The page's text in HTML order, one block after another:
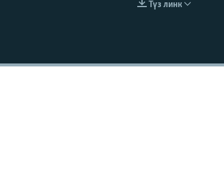
EMBED
Түз линк